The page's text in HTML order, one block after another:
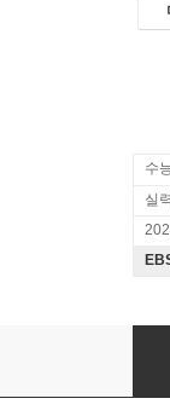
수
실
찍